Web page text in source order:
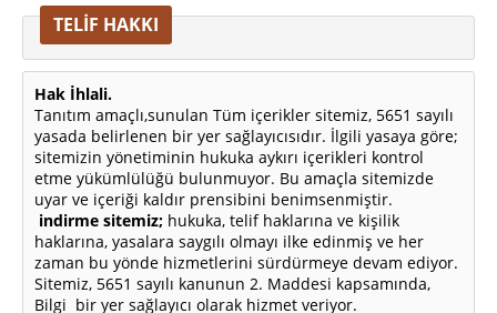
TELİF HAKKI
Hak İhlali.
Tanıtım amaçlı,sunulan Tüm içerikler sitemiz, 5651 sayılı
yasada belirlenen bir yer sağlayıcısıdır. İlgili yasaya göre;
sitemizin yönetiminin hukuka aykırı içerikleri kontrol
etme yükümlülüğü bulunmuyor. Bu amaçla sitemizde
uyar ve içeriği kaldır prensibini benimsenmiştir.
indirme sitemiz; hukuka, telif haklarına ve kişilik
haklarına, yasalara saygılı olmayı ilke edinmiş ve her
zaman bu yönde hizmetlerini sürdürmeye devam ediyor.
Sitemiz, 5651 sayılı kanunun 2. Maddesi kapsamında,
Bilgi bir yer sağlayıcı olarak hizmet veriyor.